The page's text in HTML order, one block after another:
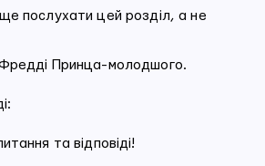
послухати цей розділ, а не
Принца-молодшого.
та відповіді!